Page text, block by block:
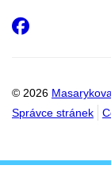
© 2026
Správce stránek